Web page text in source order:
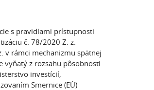
s pravidlami prístupnosti
č. 78/2020 Z. z.
v rámci mechanizmu spätnej
vyňatý z rozsahu pôsobnosti
investícií,
Smernice (EÚ)